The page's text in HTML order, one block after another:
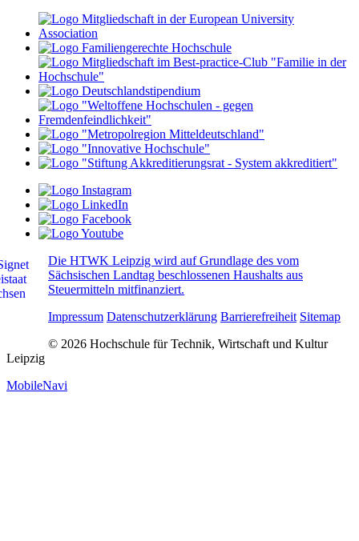
Die HTWK Leipzig wird auf Grundlage des vom
Sächsischen Landtag beschlossenen Haushalts aus
Steuermitteln mitfinanziert.
Impressum Datenschutzerklärung Barrierefreiheit Sitemap
© 2026 Hochschule für Technik, Wirtschaft und Kultur
Leipzig
MobileNavi